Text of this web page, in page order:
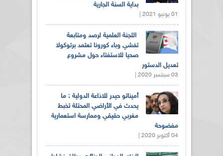
بداية السنة الجارية
01 يونيو 2021 |
اللجنة العلمية لرصد ومتابعة
تفشي وباء كورونا تعتمد برتوكولا
صحيا للاستفتاء حول مشروع
تعديل الدستور
03 سبتمبر 2020 |
أميناتو حيدر للاذاعة الدولية : ما
يحدث في الأراضي المحتلة تخبط
مغربي حقيقي وممارسة استعمارية
مفضوحة
04 أكتوبر 2020 |